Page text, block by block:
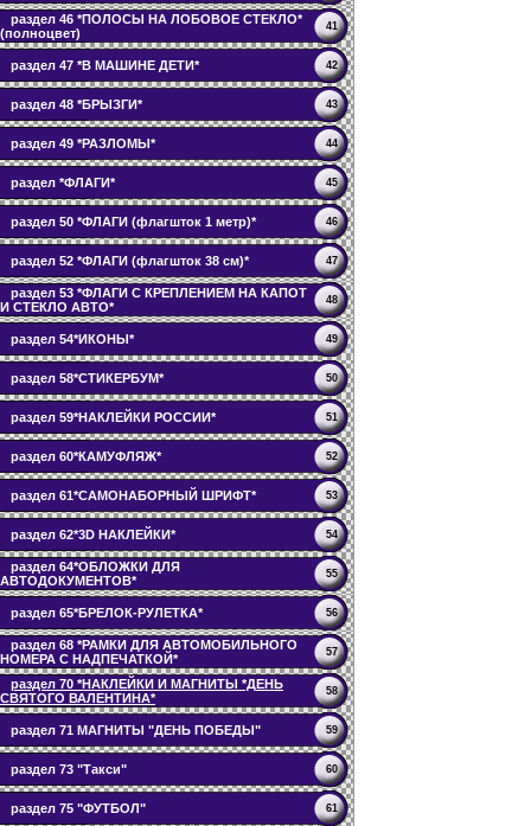
раздел 46 *ПОЛОСЫ НА ЛОБОВОЕ СТЕКЛО*
(полноцвет)
41
раздел 47 *В МАШИНЕ ДЕТИ* 42
раздел 48 *БРЫЗГИ* 43
раздел 49 *РАЗЛОМЫ* 44
раздел *ФЛАГИ* 45
раздел 50 *ФЛАГИ (флагшток 1 метр)* 46
раздел 52 *ФЛАГИ (флагшток 38 см)* 47
раздел 53 *ФЛАГИ С КРЕПЛЕНИЕМ НА КАПОТ
И СТЕКЛО АВТО*
48
раздел 54*ИКОНЫ* 49
раздел 58*СТИКЕРБУМ* 50
раздел 59*НАКЛЕЙКИ РОССИИ* 51
раздел 60*КАМУФЛЯЖ* 52
раздел 61*САМОНАБОРНЫЙ ШРИФТ* 53
раздел 62*3D НАКЛЕЙКИ* 54
раздел 64*ОБЛОЖКИ ДЛЯ
АВТОДОКУМЕНТОВ*
55
раздел 65*БРЕЛОК-РУЛЕТКА* 56
раздел 68 *РАМКИ ДЛЯ АВТОМОБИЛЬНОГО
НОМЕРА С НАДПЕЧАТКОЙ*
57
раздел 70 *НАКЛЕЙКИ И МАГНИТЫ *ДЕНЬ
СВЯТОГО ВАЛЕНТИНА*
58
раздел 71 МАГНИТЫ "ДЕНЬ ПОБЕДЫ" 59
раздел 73 "Такси" 60
раздел 75 "ФУТБОЛ" 61